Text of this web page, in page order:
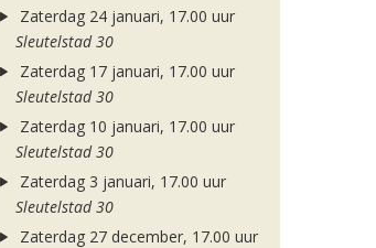
Zaterdag 24 januari, 17.00 uur
Sleutelstad 30
Zaterdag 17 januari, 17.00 uur
Sleutelstad 30
Zaterdag 10 januari, 17.00 uur
Sleutelstad 30
Zaterdag 3 januari, 17.00 uur
Sleutelstad 30
Zaterdag 27 december, 17.00 uur